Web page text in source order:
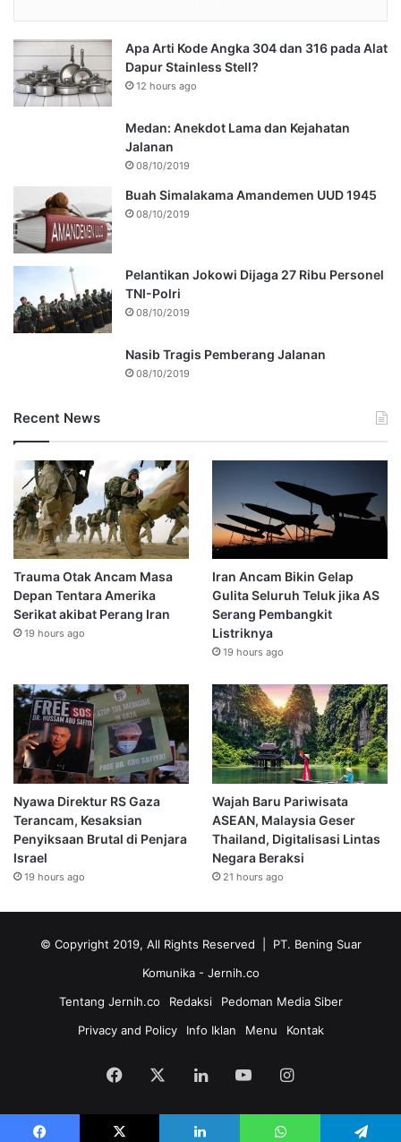
Apa Arti Kode Angka 304 dan 316 pada Alat
Dapur Stainless Stell?
12 hours ago
Medan: Anekdot Lama dan Kejahatan
Jalanan
08/10/2019
Buah Simalakama Amandemen UUD 1945
08/10/2019
Pelantikan Jokowi Dijaga 27 Ribu Personel
TNI-Polri
08/10/2019
Nasib Tragis Pemberang Jalanan
08/10/2019
Recent News
Trauma Otak Ancam Masa
Depan Tentara Amerika
Serikat akibat Perang Iran
19 hours ago
Iran Ancam Bikin Gelap
Gulita Seluruh Teluk jika AS
Serang Pembangkit
Listriknya
19 hours ago
Nyawa Direktur RS Gaza
Terancam, Kesaksian
Penyiksaan Brutal di Penjara
Israel
19 hours ago
Wajah Baru Pariwisata
ASEAN, Malaysia Geser
Thailand, Digitalisasi Lintas
Negara Beraksi
21 hours ago
© Copyright 2019, All Rights Reserved | PT. Bening Suar
Komunika - Jernih.co
Tentang Jernih.co
Redaksi
Pedoman Media Siber
Privacy and Policy
Info Iklan Menu Kontak
Facebook LinkedInYouTubeInstagram